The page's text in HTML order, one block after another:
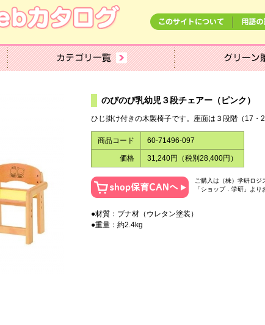
のびのび乳幼児３段チェアー（ピンク）
ひじ掛け付きの木製椅子です。座面は３段階（17・
商品コード 60-71496-097
価格 31,240円（税別28,400円）
ご購入は（株）学研ロジ
「ショップ．学研」より
●材質：ブナ材（ウレタン塗装）
●重量：約2.4kg